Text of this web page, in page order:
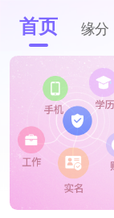
首页 缘分